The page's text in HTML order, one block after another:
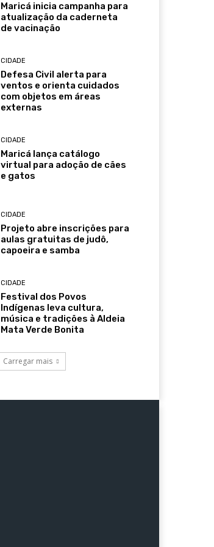
Maricá inicia campanha para
atualização da caderneta
de vacinação
CIDADE
Defesa Civil alerta para
ventos e orienta cuidados
com objetos em áreas
externas
CIDADE
Maricá lança catálogo
virtual para adoção de cães
e gatos
CIDADE
Projeto abre inscrições para
aulas gratuitas de judô,
capoeira e samba
CIDADE
Festival dos Povos
Indígenas leva cultura,
música e tradições à Aldeia
Mata Verde Bonita
Carregar mais